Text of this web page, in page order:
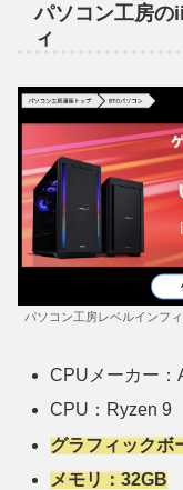
パソコン工房の
ィ
パソコン工房レベルインフ
CPUメーカー：
CPU：Ryzen 9
グラフィック
メモリ：32GB